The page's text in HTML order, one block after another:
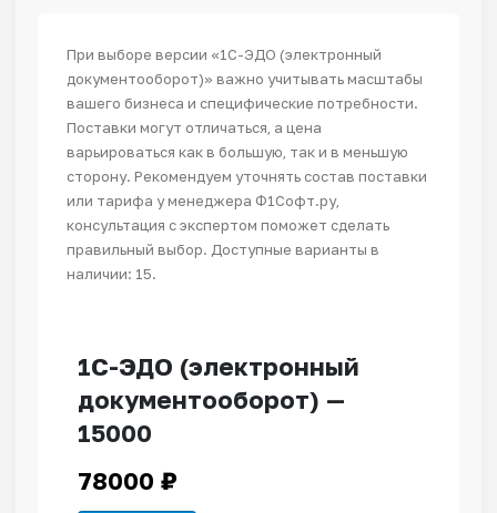
При выборе версии «1С-ЭДО (электронный
документооборот)» важно учитывать масштабы
вашего бизнеса и специфические потребности.
Поставки могут отличаться, а цена
варьироваться как в большую, так и в меньшую
сторону. Рекомендуем уточнять состав поставки
или тарифа у менеджера Ф1Софт.ру,
консультация с экспертом поможет сделать
правильный выбор. Доступные варианты в
наличии: 15.
1С-ЭДО (электронный
документооборот) —
15000
78000 ₽